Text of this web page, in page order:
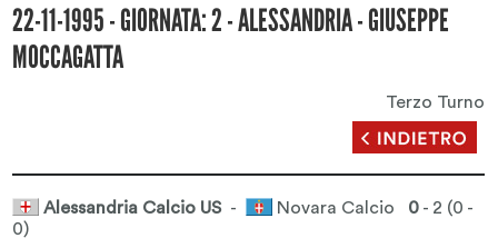
22-11-1995 - GIORNATA: 2 - ALESSANDRIA - GIUSEPPE
MOCCAGATTA
Terzo Turno
Alessandria Calcio US- Novara Calcio 0 - 2 (0 -
0)